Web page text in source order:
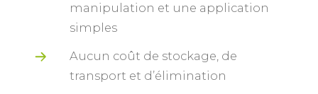
manipulation et une application
simples
Aucun coût de stockage, de
transport et d’élimination